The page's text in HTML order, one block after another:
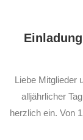
Liebe Mitglieder
alljährlicher
herzlich ein. Von